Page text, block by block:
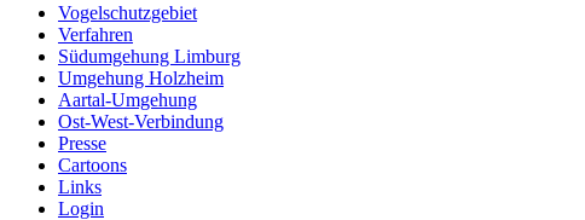
Vogelschutzgebiet
Verfahren
Südumgehung Limburg
Umgehung Holzheim
Aartal-Umgehung
Ost-West-Verbindung
Presse
Cartoons
Links
Login